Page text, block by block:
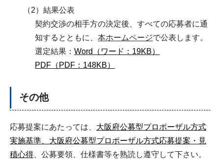
（2）結果公表
契約交渉の相手方の決定後、すべての応募者に通
知するとともに、本ホームページで公表します。
選定結果：Word（ワード：19KB）
PDF（PDF：148KB）
その他
応募提案にあたっては、 大阪府公募型プロポーザル方式
実施基準、大阪府公募型プロポーザル方式応募提案・見
積心得 、公募要領、仕様書等を熟読し遵守して下さい。